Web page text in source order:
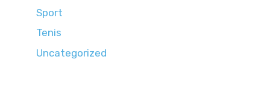
Sport
Tenis
Uncategorized